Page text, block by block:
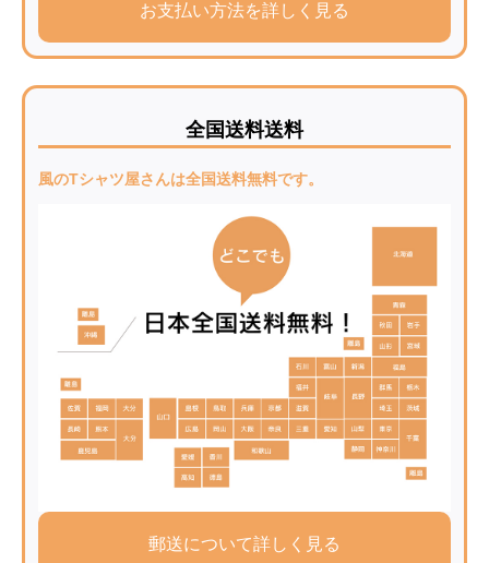
お支払い方法を詳しく見る
全国送料送料
風のTシャツ屋さんは全国送料無料です。
郵送について詳しく見る